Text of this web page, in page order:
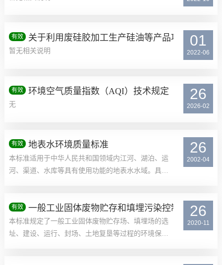
有效 关于利用废硅胶加工生产硅油等产品项目行业类
暂无相关说明
01
2022-06
有效 环境空气质量指数（AQI）技术规定
无
26
2026-02
有效 地表水环境质量标准
本标准适用于中华人民共和国领域内江河、湖泊、运
河、渠道、水库等具有使用功能的地表水水域。具
26
2002-04
有效 一般工业固体废物贮存和填埋污染控制标准
本标准规定了一般工业固体废物贮存场、填埋场的选
址、建设、运行、封场、土地复垦等过程的环境保
26
2020-11